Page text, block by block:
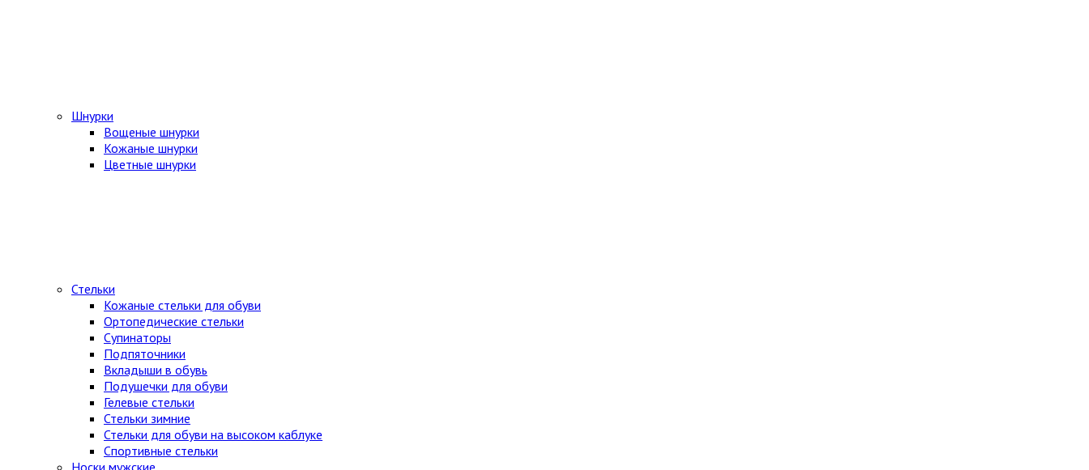
Шнурки
Вощеные шнурки
Кожаные шнурки
Цветные шнурки
Стельки
Кожаные стельки для обуви
Ортопедические стельки
Супинаторы
Подпяточники
Вкладыши в обувь
Подушечки для обуви
Гелевые стельки
Стельки зимние
Стельки для обуви на высоком каблуке
Спортивные стельки
Носки мужские